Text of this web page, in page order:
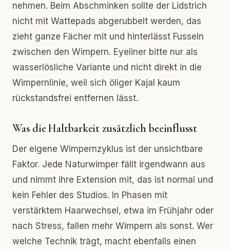
nehmen. Beim Abschminken sollte der Lidstrich
nicht mit Wattepads abgerubbelt werden, das
zieht ganze Fächer mit und hinterlässt Fusseln
zwischen den Wimpern. Eyeliner bitte nur als
wasserlösliche Variante und nicht direkt in die
Wimpernlinie, weil sich öliger Kajal kaum
rückstandsfrei entfernen lässt.
Was die Haltbarkeit zusätzlich beeinflusst
Der eigene Wimpernzyklus ist der unsichtbare
Faktor. Jede Naturwimper fällt irgendwann aus
und nimmt ihre Extension mit, das ist normal und
kein Fehler des Studios. In Phasen mit
verstärktem Haarwechsel, etwa im Frühjahr oder
nach Stress, fallen mehr Wimpern als sonst. Wer
welche Technik trägt, macht ebenfalls einen